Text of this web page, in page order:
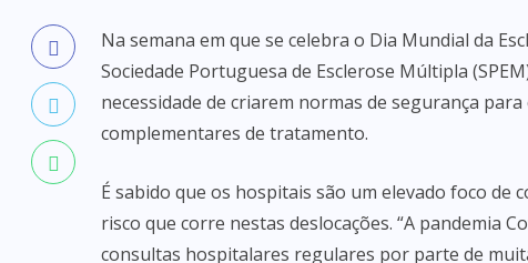
Na semana em que se celebra o Dia Mundial da
Sociedade Portuguesa de Esclerose Múltipla
necessidade de criarem normas de segurança
complementares de tratamento.
É sabido que os hospitais são um elevado foco de
risco que corre nestas deslocações. “A pandemia
consultas hospitalares regulares por parte de